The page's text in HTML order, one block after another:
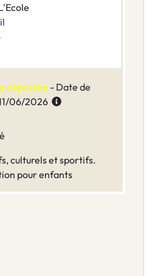
dépassée - Date de
06/2026
culturels et sportifs.
pour enfants